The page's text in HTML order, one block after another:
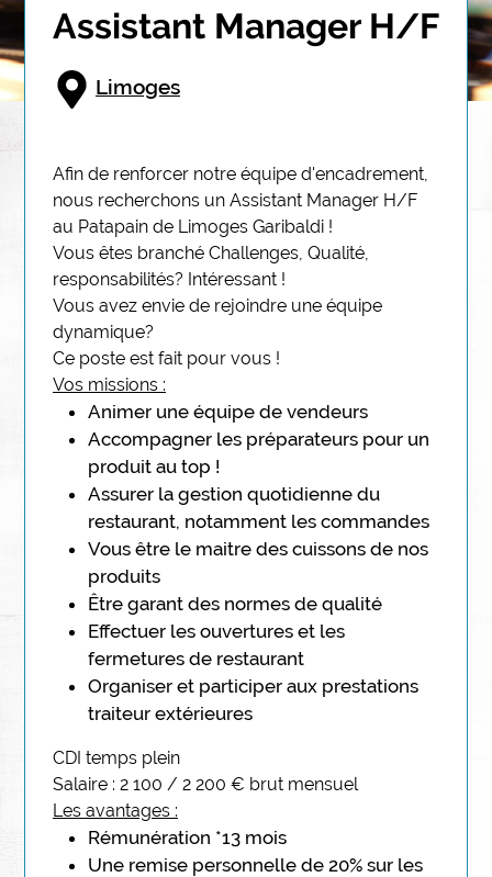
Assistant Manager H/F
Limoges
Position description
Afin de renforcer notre équipe d'encadrement,
nous recherchons un Assistant Manager H/F
au Patapain de Limoges Garibaldi !
Vous êtes branché Challenges, Qualité,
responsabilités? Intéressant !
Vous avez envie de rejoindre une équipe
dynamique?
Ce poste est fait pour vous !
Vos missions :
Animer une équipe de vendeurs
Accompagner les préparateurs pour un
produit au top !
Assurer la gestion quotidienne du
restaurant, notamment les commandes
Vous être le maitre des cuissons de nos
produits
Être garant des normes de qualité
Effectuer les ouvertures et les
fermetures de restaurant
Organiser et participer aux prestations
traiteur extérieures
CDI temps plein
Salaire : 2 100 / 2 200 € brut mensuel
Les avantages :
Rémunération *13 mois
Une remise personnelle de 20% sur les